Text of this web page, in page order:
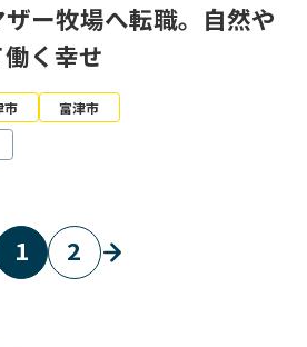
ー牧場へ転職。自然や
く幸せ
市
富津市
1 2